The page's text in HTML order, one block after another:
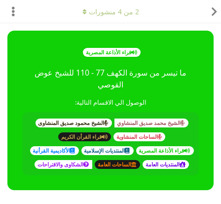
قراء الأذاعة المصرية
ما تيسر من سورة الكهف 77 - 110 للشيخ عوض
القوصي
الوصول الي الاقسام التالية:
الشيخ محمد صديق المنشاوي
الشيخ محمود صديق المنشاوى
الساحات المنشاوية
قراء القرأن الكريم
قراء الأذاعة المصرية
المنتديات الإسلامية
الأكاديمية القرأنية
المنتديات العامة
الساحات العامة الشكاوى والاقتراحات
2 من4 منشورات